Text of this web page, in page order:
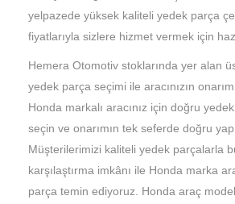
yelpazede yüksek kaliteli yedek parça
fiyatlarıyla sizlere hizmet vermek için
Hemera Otomotiv stoklarında yer alan
yedek parça seçimi ile aracınızın
Honda markalı aracınız için doğru
seçin ve onarımın tek seferde doğru
Müşterilerimizi kaliteli yedek parçalarla
karşılaştırma imkânı ile Honda marka
parça temin ediyoruz. Honda araç